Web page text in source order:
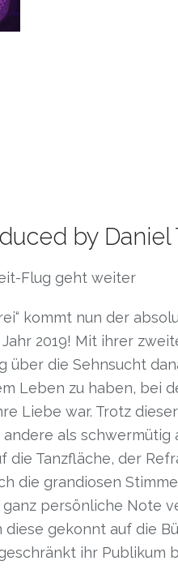
by Daniel
Flug geht weiter
kommt nun der
2019! Mit ihrer
über die Sehnsucht
Leben zu haben, bei
Liebe war. Trotz
als schwermütig
Tanzfläche, der
die grandiosen
persönliche Note
gekonnt auf die
ihr Publikum